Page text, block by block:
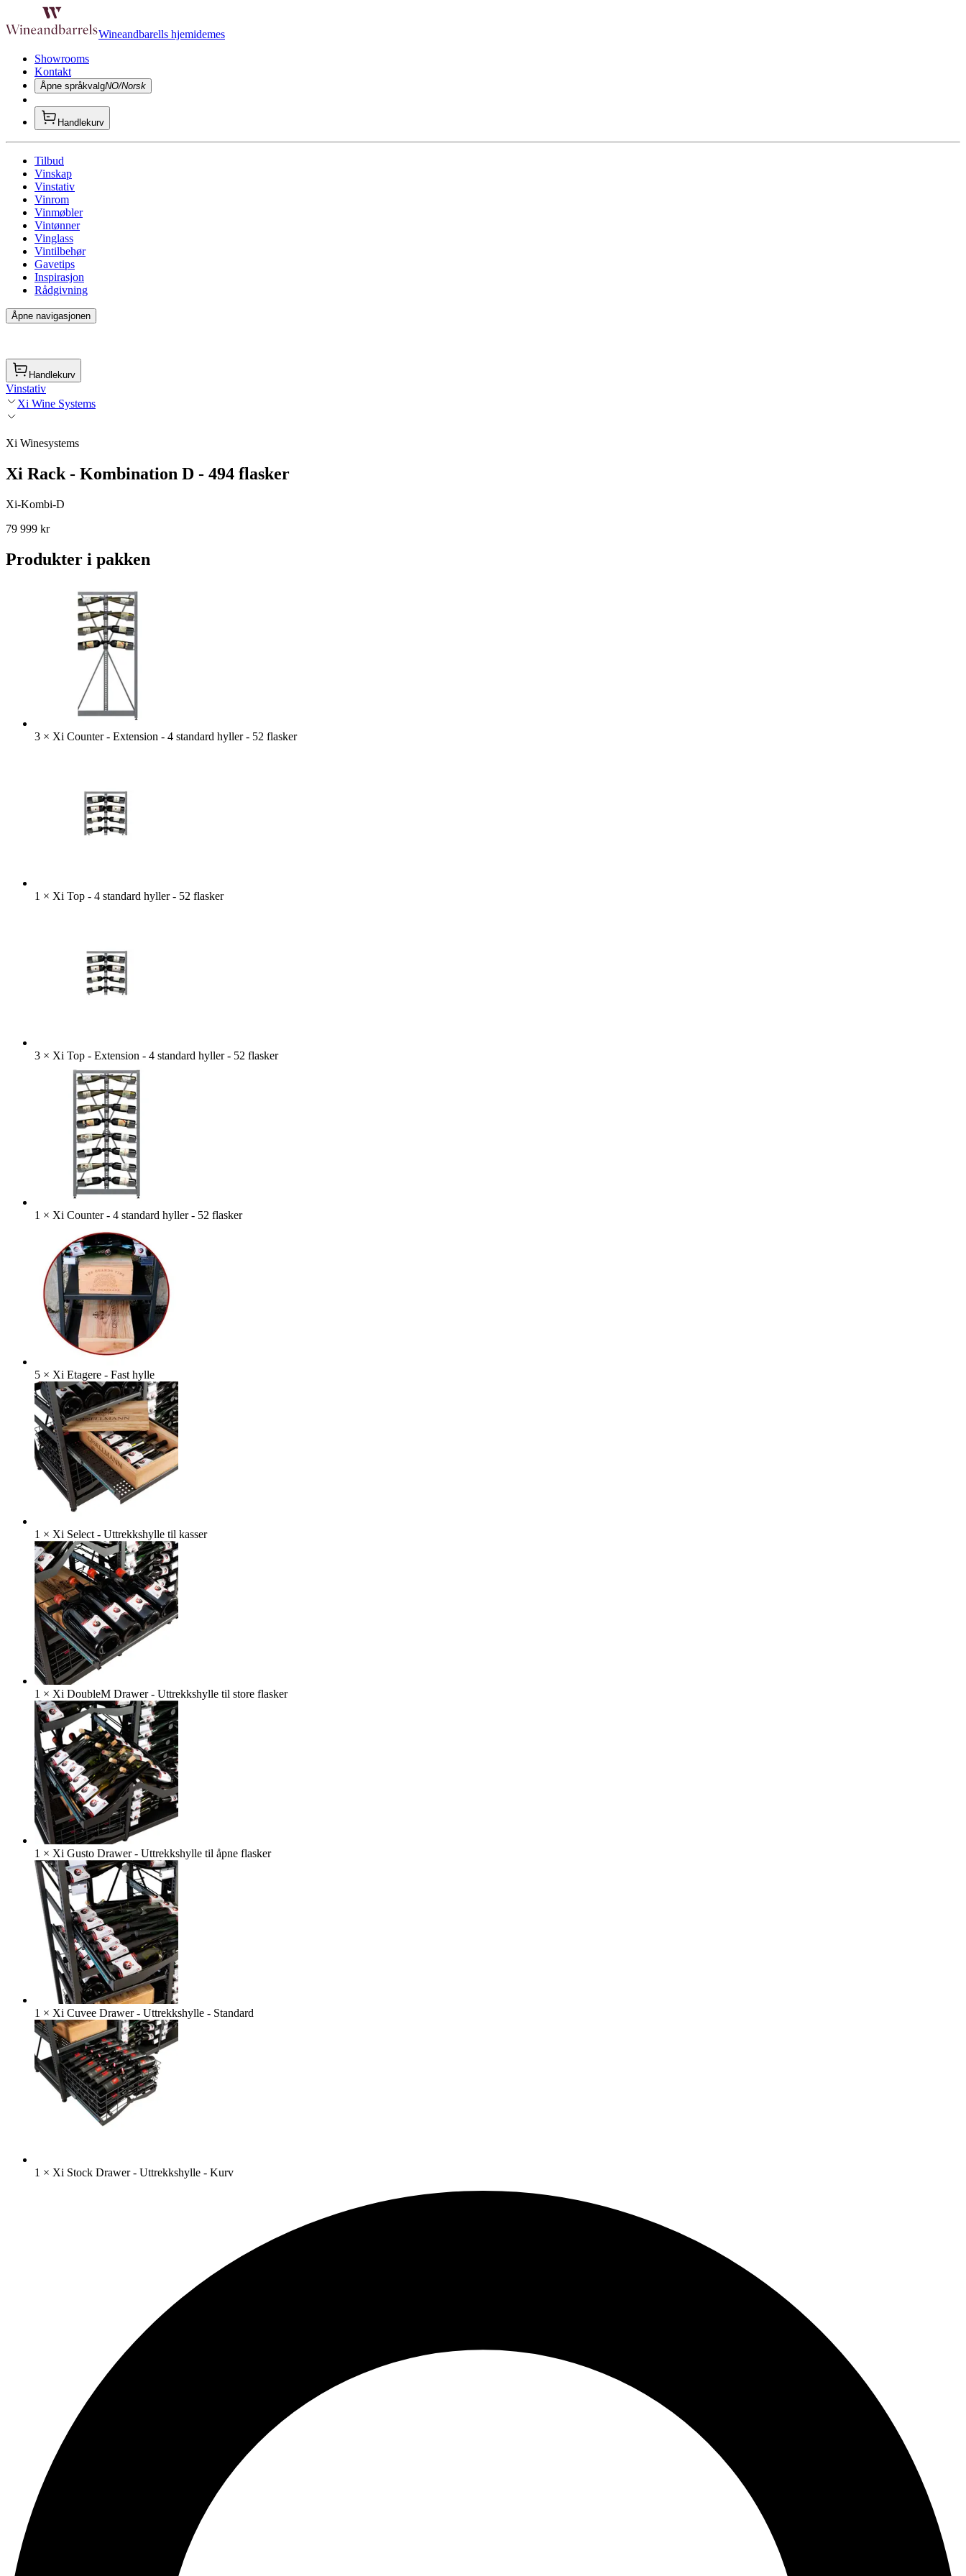
Wineandbarells hjemidemes
Showrooms
Kontakt
Åpne språkvalgNO/Norsk
Handlekurv
Tilbud
Vinskap
Vinstativ
Vinrom
Vinmøbler
Vintønner
Vinglass
Vintilbehør
Gavetips
Inspirasjon
Rådgivning
Åpne navigasjonen
Handlekurv
Vinstativ
Xi Wine Systems
Xi Winesystems
Xi Rack - Kombination D - 494 flasker
Xi-Kombi-D
79 999 kr
Produkter i pakken
3 × Xi Counter - Extension - 4 standard hyller - 52 flasker
1 × Xi Top - 4 standard hyller - 52 flasker
3 × Xi Top - Extension - 4 standard hyller - 52 flasker
1 × Xi Counter - 4 standard hyller - 52 flasker
5 × Xi Etagere - Fast hylle
1 × Xi Select - Uttrekkshylle til kasser
1 × Xi DoubleM Drawer - Uttrekkshylle til store flasker
1 × Xi Gusto Drawer - Uttrekkshylle til åpne flasker
1 × Xi Cuvee Drawer - Uttrekkshylle - Standard
1 × Xi Stock Drawer - Uttrekkshylle - Kurv